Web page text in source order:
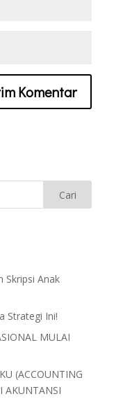
Skripsi Anak
Strategi Ini!
MULAI
(ACCOUNTING
AKUNTANSI